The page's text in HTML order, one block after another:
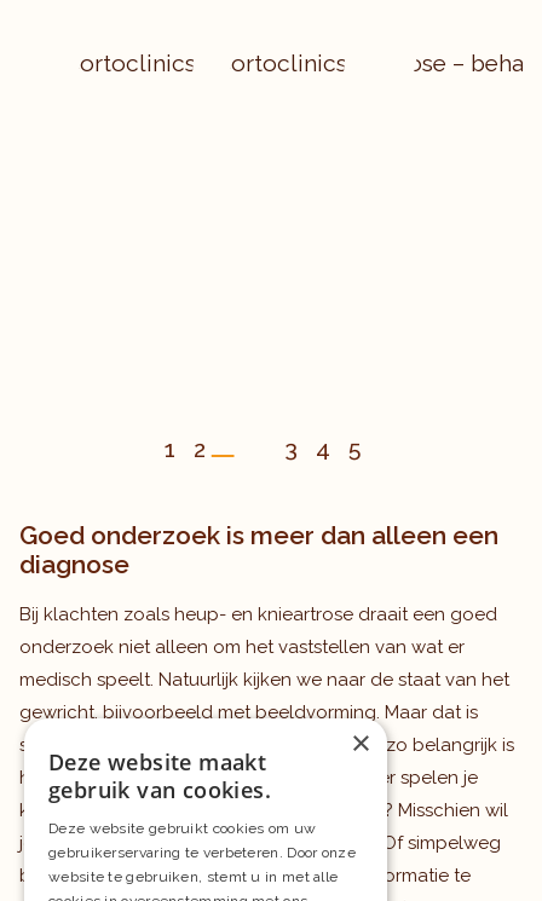
1 2 3 4 5
Goed onderzoek is meer dan alleen een
diagnose
Bij klachten zoals heup- en knieartrose draait een goed
onderzoek niet alleen om het vaststellen van wat er
medisch speelt. Natuurlijk kijken we naar de staat van het
gewricht, bijvoorbeeld met beeldvorming. Maar dat is
slechts een deel van het verhaal. Minstens zo belangrijk is
het gesprek. Waar heb je last van? Wanneer spelen je
klachten op? Wat wil je weer kunnen doen? Misschien wil
je weer zonder pijn wandelen. Of sporten. Of simpelweg
beter functioneren op je werk. Door die informatie te
×
Deze website maakt
gebruik van cookies.
Deze website gebruikt cookies om uw
gebruikerservaring te verbeteren. Door onze
website te gebruiken, stemt u in met alle